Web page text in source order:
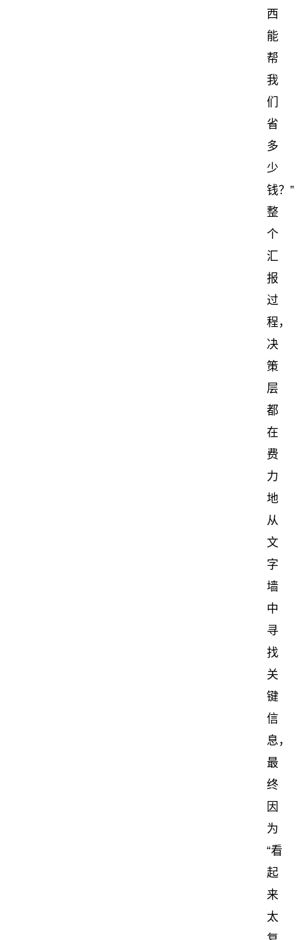
西
能
帮
我
们
省
多
少
钱？”
整
个
汇
报
过
程，
决
策
层
都
在
费
力
地
从
文
字
墙
中
寻
找
关
键
信
息，
最
终
因
为
“看
起
来
太